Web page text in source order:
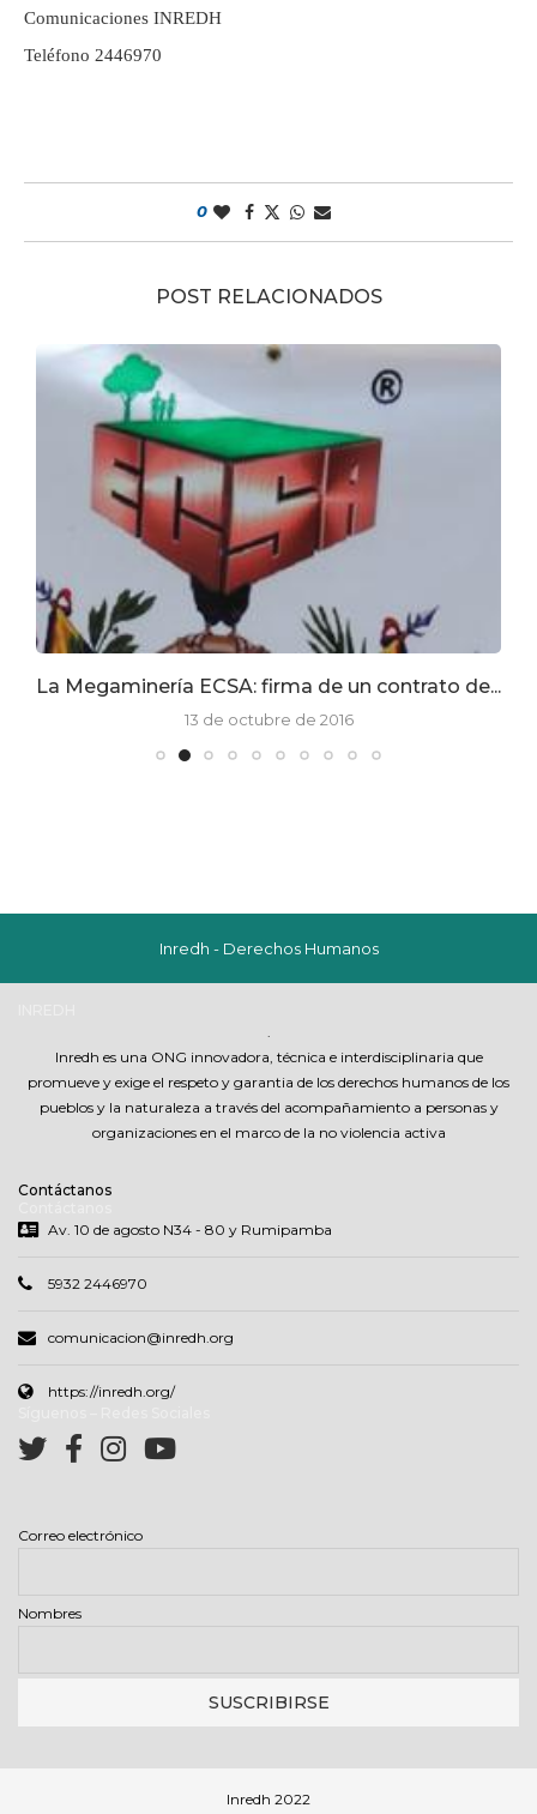
Comunicaciones INREDH
Teléfono 2446970
0
POST RELACIONADOS
La Megaminería ECSA: firma de un contrato de...
13 de octubre de 2016
Inredh - Derechos Humanos
Inredh es una ONG innovadora, técnica e interdisciplinaria que
promueve y exige el respeto y garantia de los derechos humanos de los
pueblos y la naturaleza a través del acompañamiento a personas y
organizaciones en el marco de la no violencia activa
Contáctanos
Av. 10 de agosto N34 - 80 y Rumipamba
5932 2446970
comunicacion@inredh.org
https://inredh.org/
Correo electrónico
Nombres
Inredh 2022